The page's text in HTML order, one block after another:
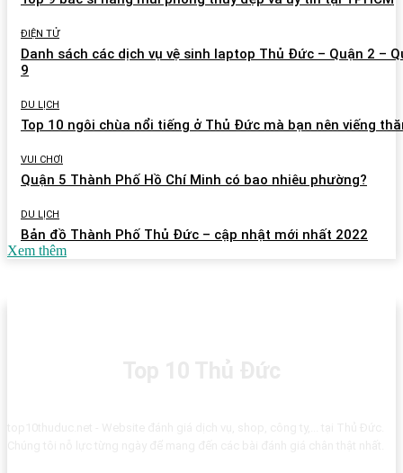
ĐIỆN TỬ
Danh sách các dịch vụ vệ sinh laptop Thủ Đức – Quận 2 –
9
DU LỊCH
Top 10 ngôi chùa nổi tiếng ở Thủ Đức mà bạn nên viếng
VUI CHƠI
Quận 5 Thành Phố Hồ Chí Minh có bao nhiêu phường?
DU LỊCH
Bản đồ Thành Phố Thủ Đức – cập nhật mới nhất 2022
Xem thêm